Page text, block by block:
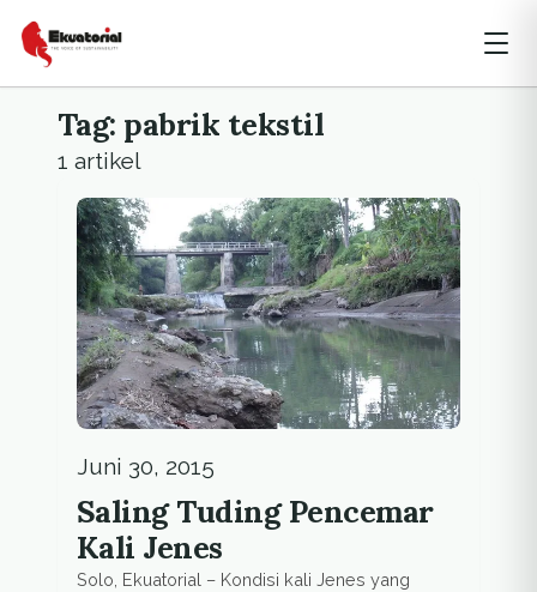
Tag: pabrik tekstil
1 artikel
Juni 30, 2015
Saling Tuding Pencemar
Kali Jenes
Solo, Ekuatorial – Kondisi kali Jenes yang